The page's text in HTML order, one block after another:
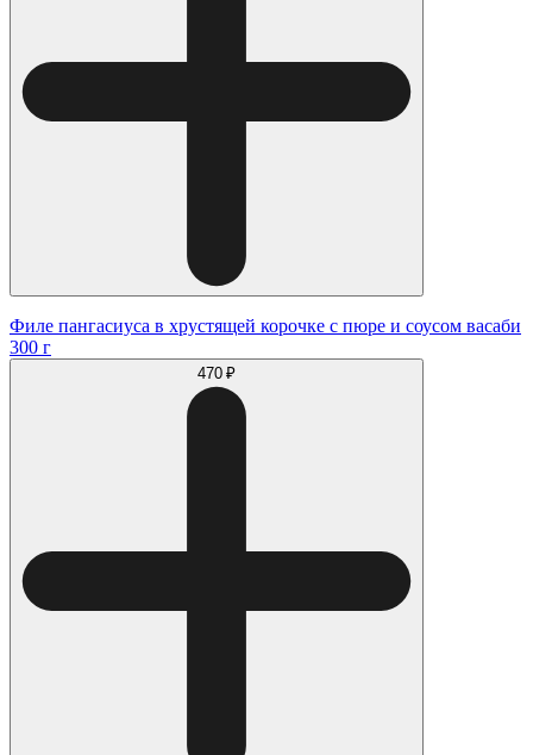
Филе пангасиуса в хрустящей корочке с пюре и соусом васаби
300 г
470 ₽